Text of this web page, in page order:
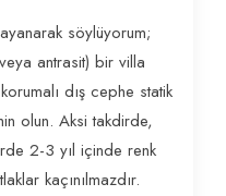
söylüyorum;
antrasit) bir villa
dış cephe statik
olun. Aksi takdirde,
2-3 yıl içinde renk
kaçınılmazdır.